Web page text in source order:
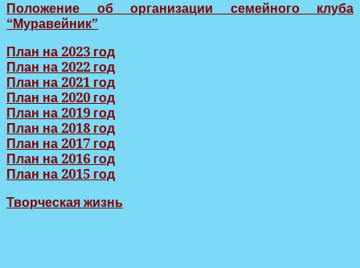
Положение об организации семейного клуба
“Муравейник”
План на 2023 год
План на 2022 год
План на 2021 год
План на 2020 год
План на 2019 год
План на 2018 год
План на 2017 год
План на 2016 год
План на 2015 год
Творческая жизнь